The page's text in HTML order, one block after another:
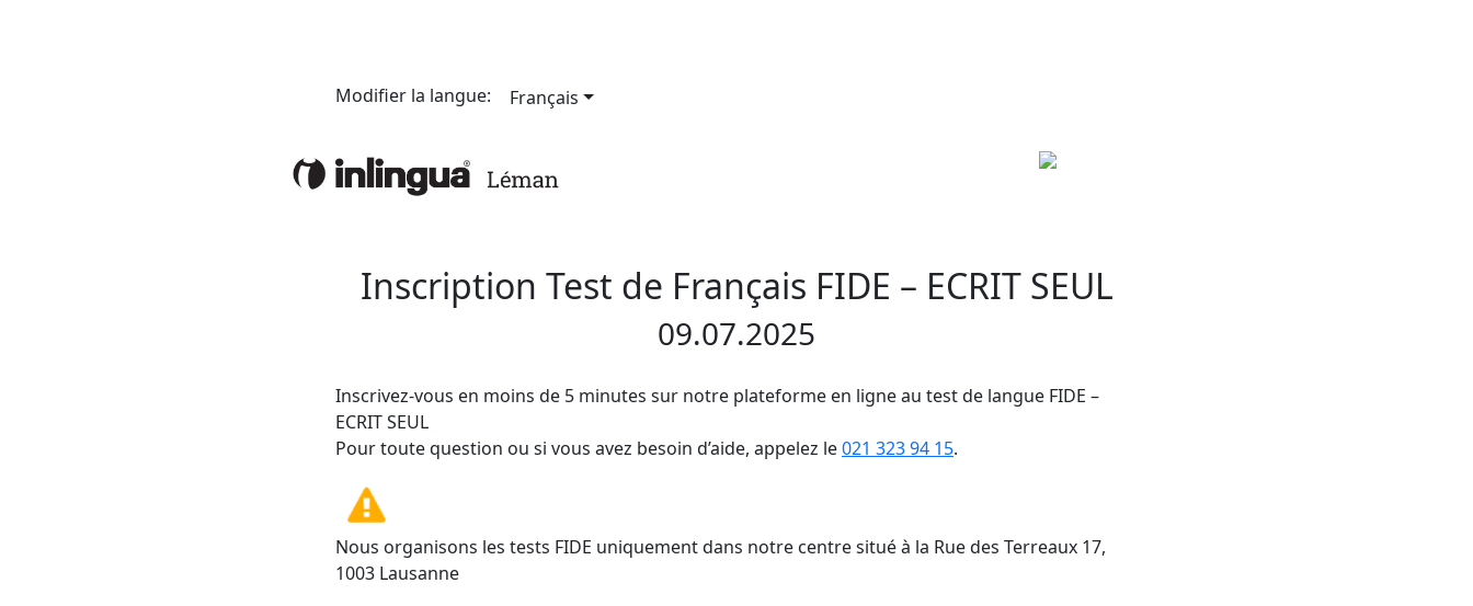
Modifier la langue: Français
Inscription Test de Français FIDE – ECRIT SEUL
09.07.2025
Inscrivez-vous en moins de 5 minutes sur notre plateforme en ligne au test de langue FIDE –
ECRIT SEUL
Pour toute question ou si vous avez besoin d’aide, appelez le021 323 94 15.
Nous organisons les tests FIDE uniquement dans notre centre situé à la Rue des Terreaux 17,
1003 Lausanne